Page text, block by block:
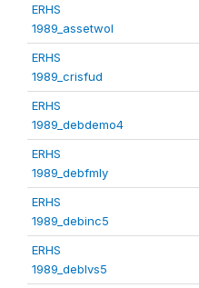
ERHS
1989_assetwol
ERHS
1989_crisfud
ERHS
1989_debdemo4
ERHS
1989_debfmly
ERHS
1989_debinc5
ERHS
1989_deblvs5